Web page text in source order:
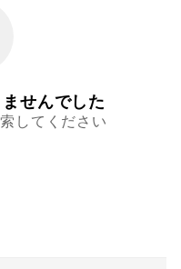
せんでした
してください